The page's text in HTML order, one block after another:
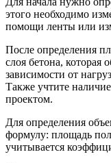
этого необходимо
помощи ленты или
После определения
слоя бетона, которая
зависимости от
Также учтите
проектом.
Для определения
формулу: площадь
учитывается